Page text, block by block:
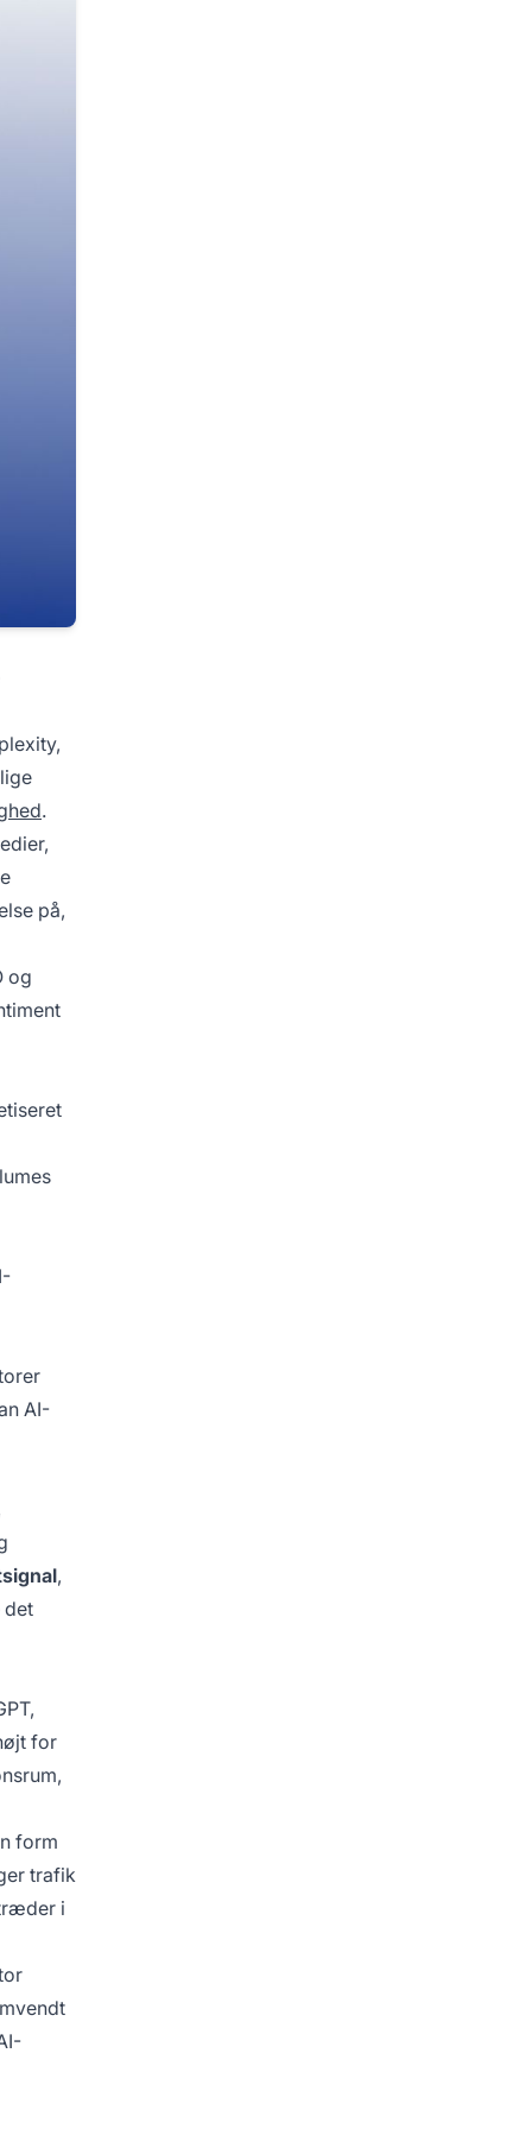
.
på,
og
AI-
,
det
for
form
trafik
i